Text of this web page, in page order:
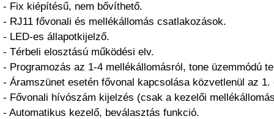
- Fix kiépítésű, nem bővíthető.
- RJ11 fővonali és mellékállomás csatlakozások.
- LED-es állapotkijelző.
- Térbeli elosztású működési elv.
- Programozás az 1-4 mellékállomásról, tone üzemmódú
- Áramszünet esetén fővonal kapcsolása közvetlenül az
- Fővonali hívószám kijelzés (csak a kezelői
- Automatikus kezelő, beválasztás funkció.